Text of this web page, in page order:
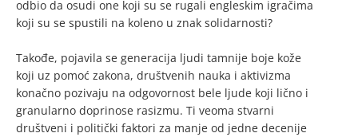
odbio da osudi one koji su se rugali engleskim igračima
koji su se spustili na koleno u znak solidarnosti?
Takođe, pojavila se generacija ljudi tamnije boje kože
koji uz pomoć zakona, društvenih nauka i aktivizma
konačno pozivaju na odgovornost bele ljude koji lično i
granularno doprinose rasizmu. Ti veoma stvarni
društveni i politički faktori za manje od jedne decenije